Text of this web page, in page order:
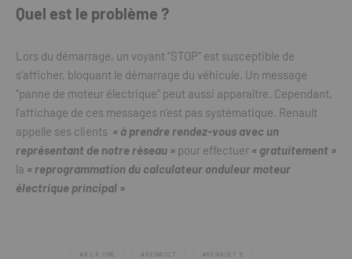
Quel est le problème ?
Lors du démarrage, un voyant “STOP” est susceptible de
s’afficher, bloquant le démarrage du véhicule. Un message
“panne de moteur électrique” peut aussi apparaître. Cependant,
l’affichage de ces messages n’est pas systématique. Renault
appelle ses clients « à prendre rendez-vous avec un
représentant de notre réseau » pour effectuer « gratuitement »
la « reprogrammation du calculateur onduleur moteur
électrique principal »
A LA UNE RENAULT RENAULT 5